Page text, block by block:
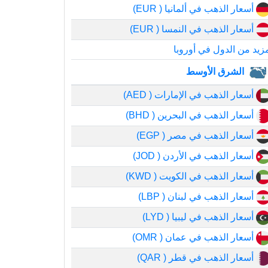
أسعار الذهب في ألمانيا ( EUR)
أسعار الذهب في النمسا ( EUR)
من الدول في أوروبا
الشرق الأوسط
أسعار الذهب في الإمارات ( AED)
أسعار الذهب في البحرين ( BHD)
أسعار الذهب في مصر ( EGP)
أسعار الذهب في الأردن ( JOD)
أسعار الذهب في الكويت ( KWD)
أسعار الذهب في لبنان ( LBP)
أسعار الذهب في ليبيا ( LYD)
أسعار الذهب في عمان ( OMR)
أسعار الذهب في قطر ( QAR)